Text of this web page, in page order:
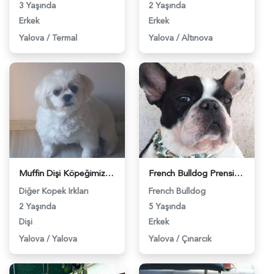
3 Yaşında
Erkek
Yalova / Termal
2 Yaşında
Erkek
Yalova / Altınova
Muffin Dişi Köpeğimize Eş Arıyoruz - 6303
Diğer Kopek Irkları
2 Yaşında
Dişi
Yalova / Yalova
French Bulldog Prensimize Safkan Prenses Eş Arıyoruz - 7726
French Bulldog
5 Yaşında
Erkek
Yalova / Çınarcık